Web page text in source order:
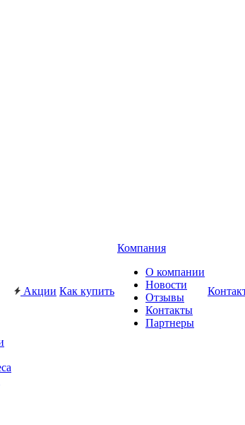
Акции Как купить
Компания
О компании
Новости
Отзывы
Контакты
Партнеры